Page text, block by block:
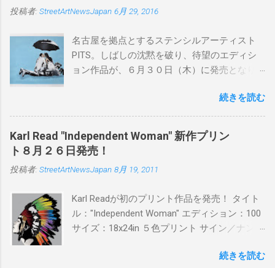
投稿者: StreetArtNewsJapan 6月 29, 2016
名古屋を拠点とするステンシルアーティスト
PITS。しばしの沈黙を破り、待望のエディシ
ョン作品が、６月３０日（木）に発売となり
品に落とし込むスタイルは今作でも健在。(
PITSの過去記事はこちらから ) 発売日：6月30
日(木)19時 タイトル：SWEET KISS カラー：
BLUE/MINT GREEN/PINK/YELLOW エディショ
ン：各色５ サイズ：800mm × 550mm 価格：
¥16,000(¥17,280) 購入は、 こちら から
続きを読む
Karl Read "Independent Woman" 新作プリン
ト８月２６日発売！
投稿者: StreetArtNewsJapan 8月 19, 2011
Karl Readが初のプリント作品を発売！ タイト
ル："Independent Woman" エディション：100
サイズ：18x24in ５色プリント サイン／ナンバ
ドフィニッシュバージョン（エディション：
続きを読む